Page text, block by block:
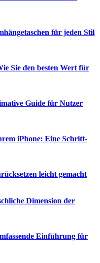
für jeden Stil
Sie den besten Wert für
Guide für Nutzer
iPhone: Eine Schritt-
leicht gemacht
Dimension der
Einführung für